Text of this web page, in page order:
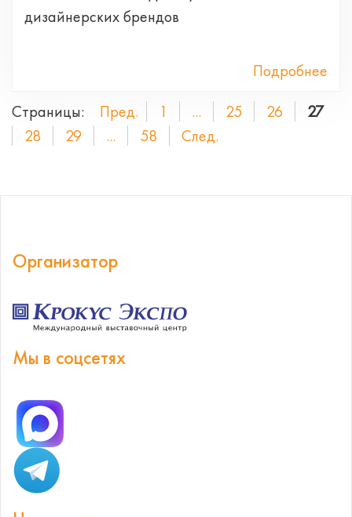
дизайнерских брендов
Подробнее
Страницы:
Пред. 1 ... 25 26
27
28
29 ... 58 След.
Организатор
Мы в соцсетях